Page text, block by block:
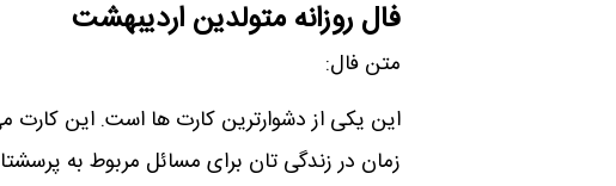
فال روزانه متولدین اردیبهشت
متن فال:
این یکی از دشوارترین کارت ھا است. این کارت
زمان در زندگی تان برای مسائل مربوط به